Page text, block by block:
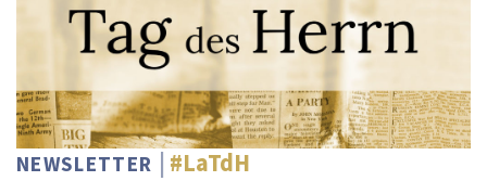
NEWSLETTER #LaTdH